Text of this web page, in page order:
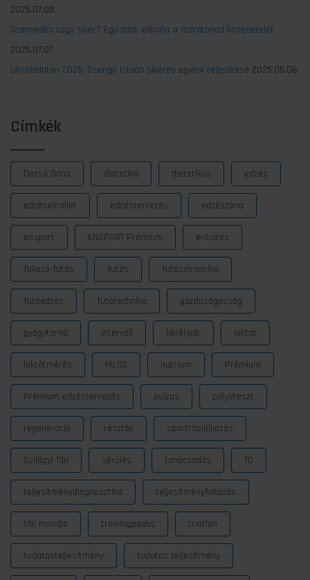
2025.07.08.
Szenvedés vagy siker? Egy adat elárulja a maratonod kimenetelét
2025.07.07.
Ultrabalaton 2025: Csengő István sikeres egyéni teljesítése 2025.05.06.
Címkék
Dezső Dana dietetika dietetikus edzés
edzéselmélet edzéstervezés edzészóna
ensport ENSPORT Prémium erősítés
fokozó futás futás futásdinamika
futóedzés futótechnika gazdaságosság
gyógytorna intervall kerékpár laktát
laktátmérés MLSS nutrium Prémium
Prémium edzéstervezés pulzus pályateszt
regeneráció résztáv sporttáplálkozás
Szilágyi Tibi sérülés tanácsadás TD
teljesítménydiagnosztika teljesítményfokozás
tibi mondja trainingpeaks triatlon
tudatosteljesítmény tudatos teljesítmény